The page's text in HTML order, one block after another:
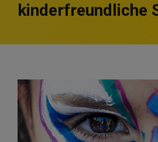
kinderfreundliche